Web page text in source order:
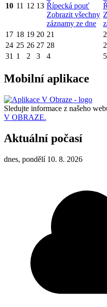
10 11 12 13 Řípecká pouť
Zobrazit všechny
záznamy ze dne
17 18 19 20 21
24 25 26 27 28
31 1 2 3 4 5
Mobilní aplikace
Sledujte informace z našeho
V OBRAZE.
Aktuální počasí
dnes, pondělí 10. 8. 2026